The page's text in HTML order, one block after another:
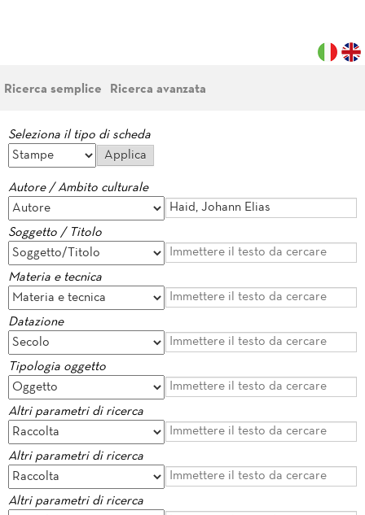
Ricerca semplice Ricerca avanzata
Seleziona il tipo di scheda
Autore / Ambito culturale
Soggetto / Titolo
Materia e tecnica
Datazione
Tipologia oggetto
Altri parametri di ricerca
Altri parametri di ricerca
Altri parametri di ricerca